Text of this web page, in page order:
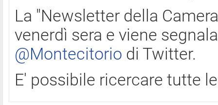
La "Newsletter della
venerdì sera e viene
@Montecitorio di Twitter.
E' possibile ricercare tutte